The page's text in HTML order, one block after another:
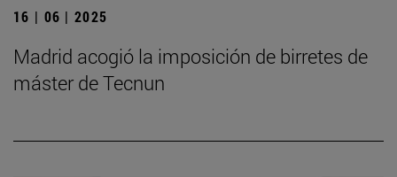
16 | 06 | 2025
Madrid acogió la imposición de birretes de
máster de Tecnun